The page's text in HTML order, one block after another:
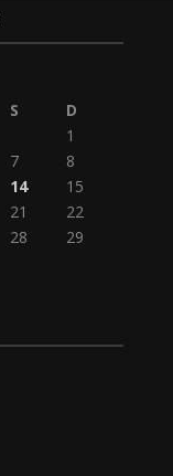
S
D
1
7
8
14
15
21
22
28
29